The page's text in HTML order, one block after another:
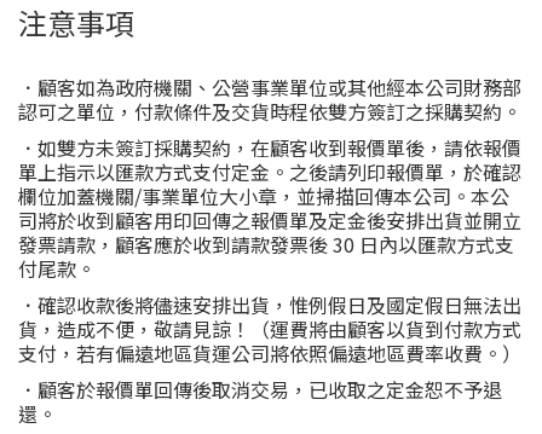
注意事項
．顧客如為政府機關、公營事業單位或其他經本公司財務部
認可之單位，付款條件及交貨時程依雙方簽訂之採購契約。
．如雙方未簽訂採購契約，在顧客收到報價單後，請依報價
單上指示以匯款方式支付定金。之後請列印報價單，於確認
欄位加蓋機關/事業單位大小章，並掃描回傳本公司。本公
司將於收到顧客用印回傳之報價單及定金後安排出貨並開立
發票請款，顧客應於收到請款發票後 30 日內以匯款方式支
付尾款。
．確認收款後將儘速安排出貨，惟例假日及國定假日無法出
貨，造成不便，敬請見諒！（運費將由顧客以貨到付款方式
支付，若有偏遠地區貨運公司將依照偏遠地區費率收費。）
．顧客於報價單回傳後取消交易，已收取之定金恕不予退
還。